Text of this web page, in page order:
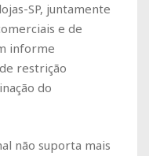
SP, juntamente
e de
informe
restrição
do
não suporta mais